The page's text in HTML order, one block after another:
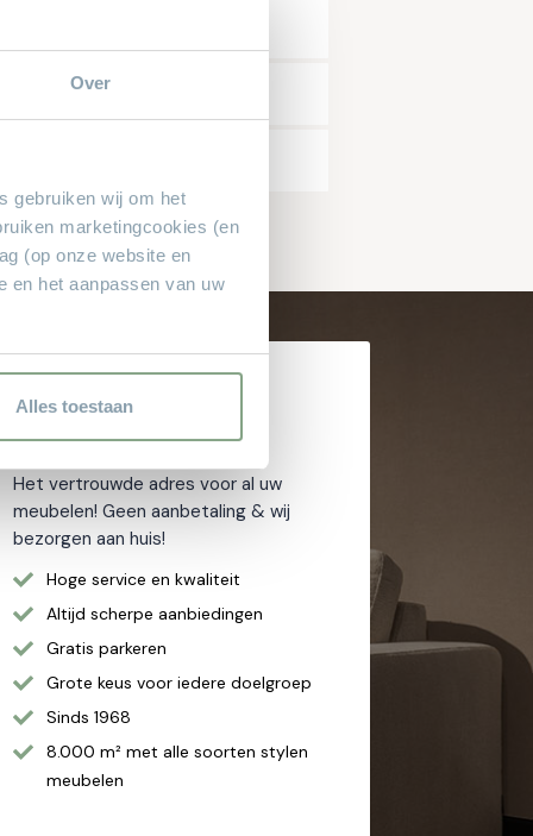
Over
gebruiken wij om het
marketingcookies (en
(op onze website en
en het aanpassen van uw
Alles toestaan
Waarom
Theo Stet?
Het vertrouwde adres voor al uw
meubelen! Geen aanbetaling & wij
bezorgen aan huis!
Hoge service en kwaliteit
Altijd scherpe aanbiedingen
Gratis parkeren
Grote keus voor iedere doelgroep
Sinds 1968
8.000 m² met alle soorten stylen
meubelen